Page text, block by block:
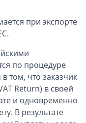
при экспорте
по процедуре
том, что заказчик
Return) в своей
и одновременно
В результате